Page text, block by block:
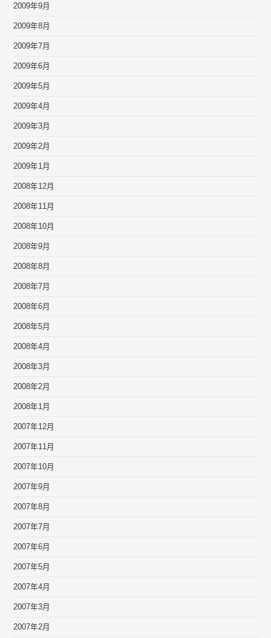
2009年9月
2009年8月
2009年7月
2009年6月
2009年5月
2009年4月
2009年3月
2009年2月
2009年1月
2008年12月
2008年11月
2008年10月
2008年9月
2008年8月
2008年7月
2008年6月
2008年5月
2008年4月
2008年3月
2008年2月
2008年1月
2007年12月
2007年11月
2007年10月
2007年9月
2007年8月
2007年7月
2007年6月
2007年5月
2007年4月
2007年3月
2007年2月